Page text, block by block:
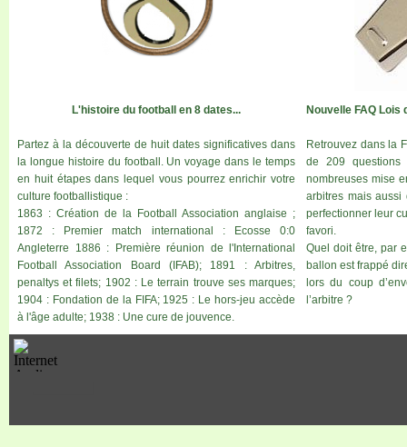
L'histoire du football en 8 dates...
Partez à la découverte de huit dates significatives dans
la longue histoire du football. Un voyage dans le temps
en huit étapes dans lequel vous pourrez enrichir votre
culture footballistique :
1863 : Création de la Football Association anglaise ;
1872 : Premier match international : Ecosse 0:0
Angleterre 1886 : Première réunion de l'International
Football Association Board (IFAB); 1891 : Arbitres,
penaltys et filets; 1902 : Le terrain trouve ses marques;
1904 : Fondation de la FIFA; 1925 : Le hors-jeu accède
à l'âge adulte; 1938 : Une cure de jouvence.
Nouvelle FAQ Lois
Retrouvez dans la
de 209
nombreuses mise
arbitres mais aussi
perfectionner leur
favori.
Quel doit être, par
ballon est frappé
lors du coup
l’arbitre ?